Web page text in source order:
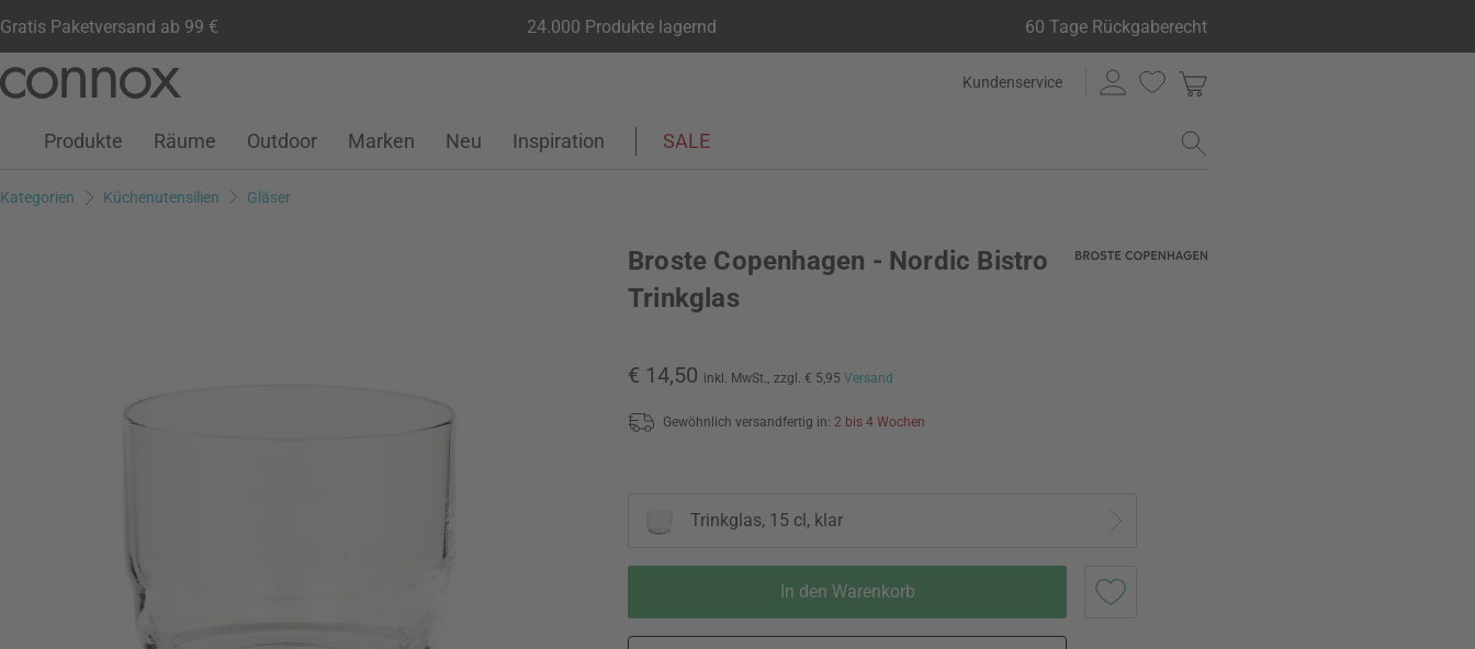
Gratis Paketversand ab 99 € 24.000 Produkte lagernd 60 Tage Rückgaberecht
Seiteninhalt
Suchfeld
Kundenservice
Kundenkonto
Wunschliste
Warenkorb
Produkte Räume Outdoor Marken Neu Inspiration SALE
Kategorien Küchenutensilien Gläser
Broste Copenhagen - Nordic Bistro
Trinkglas
€ 14,50 inkl. MwSt., zzgl. € 5,95 Versand
Gewöhnlich versandfertig in: 2 bis 4 Wochen
Trinkglas, 15 cl, klar
In den Warenkorb
Wunschliste hinzufügen